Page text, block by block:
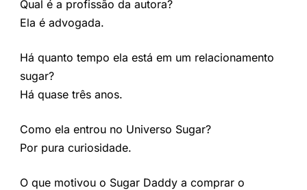
Qual é a profissão da autora?
Ela é advogada.
Há quanto tempo ela está em um relacionamento
sugar?
Há quase três anos.
Como ela entrou no Universo Sugar?
Por pura curiosidade.
O que motivou o Sugar Daddy a comprar o